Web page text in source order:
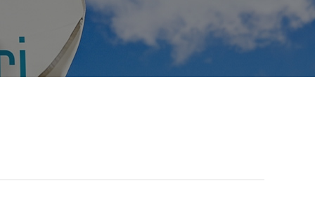
輸送事業
社員インタビュー